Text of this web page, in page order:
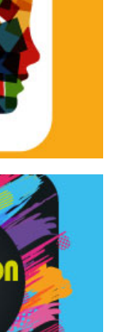
di teatro
I Edizione